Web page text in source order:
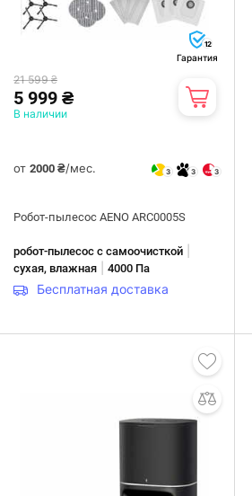
12
Гарантия
21 599 ₴
5 999 ₴
В наличии
от2000 ₴/мес. 3 3 3
Робот-пылесос AENO ARC0005S
робот-пылесос с самоочисткой
сухая, влажная |4000 Па
Бесплатная доставка